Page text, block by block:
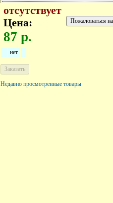
отсутствует
Цена:
87 р.
нет
Недавно просмотренные товары